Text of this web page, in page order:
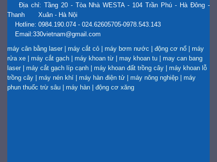
Địa chỉ: Tầng 20 - Tòa Nhà WESTA - 104 Trần Phú - Hà Đông -
Thanh Xuân - Hà Nội
Hotline: 0984.190.074 - 024.62605705-0978.543.143
Email:330vietnam@gmail.com
máy cân bằng laser | máy cắt cỏ | máy bơm nước | động cơ nổ | máy
rửa xe | máy cắt gạch | máy khoan từ | may khoan tu | may can bang
laser | máy cắt gạch líp cạnh | máy khoan đất trồng cây | máy khoan lỗ
trồng cây | máy nén khí | máy hàn điện tử | máy nông nghiệp | máy
phun thuốc trừ sâu | máy hàn | động cơ xăng